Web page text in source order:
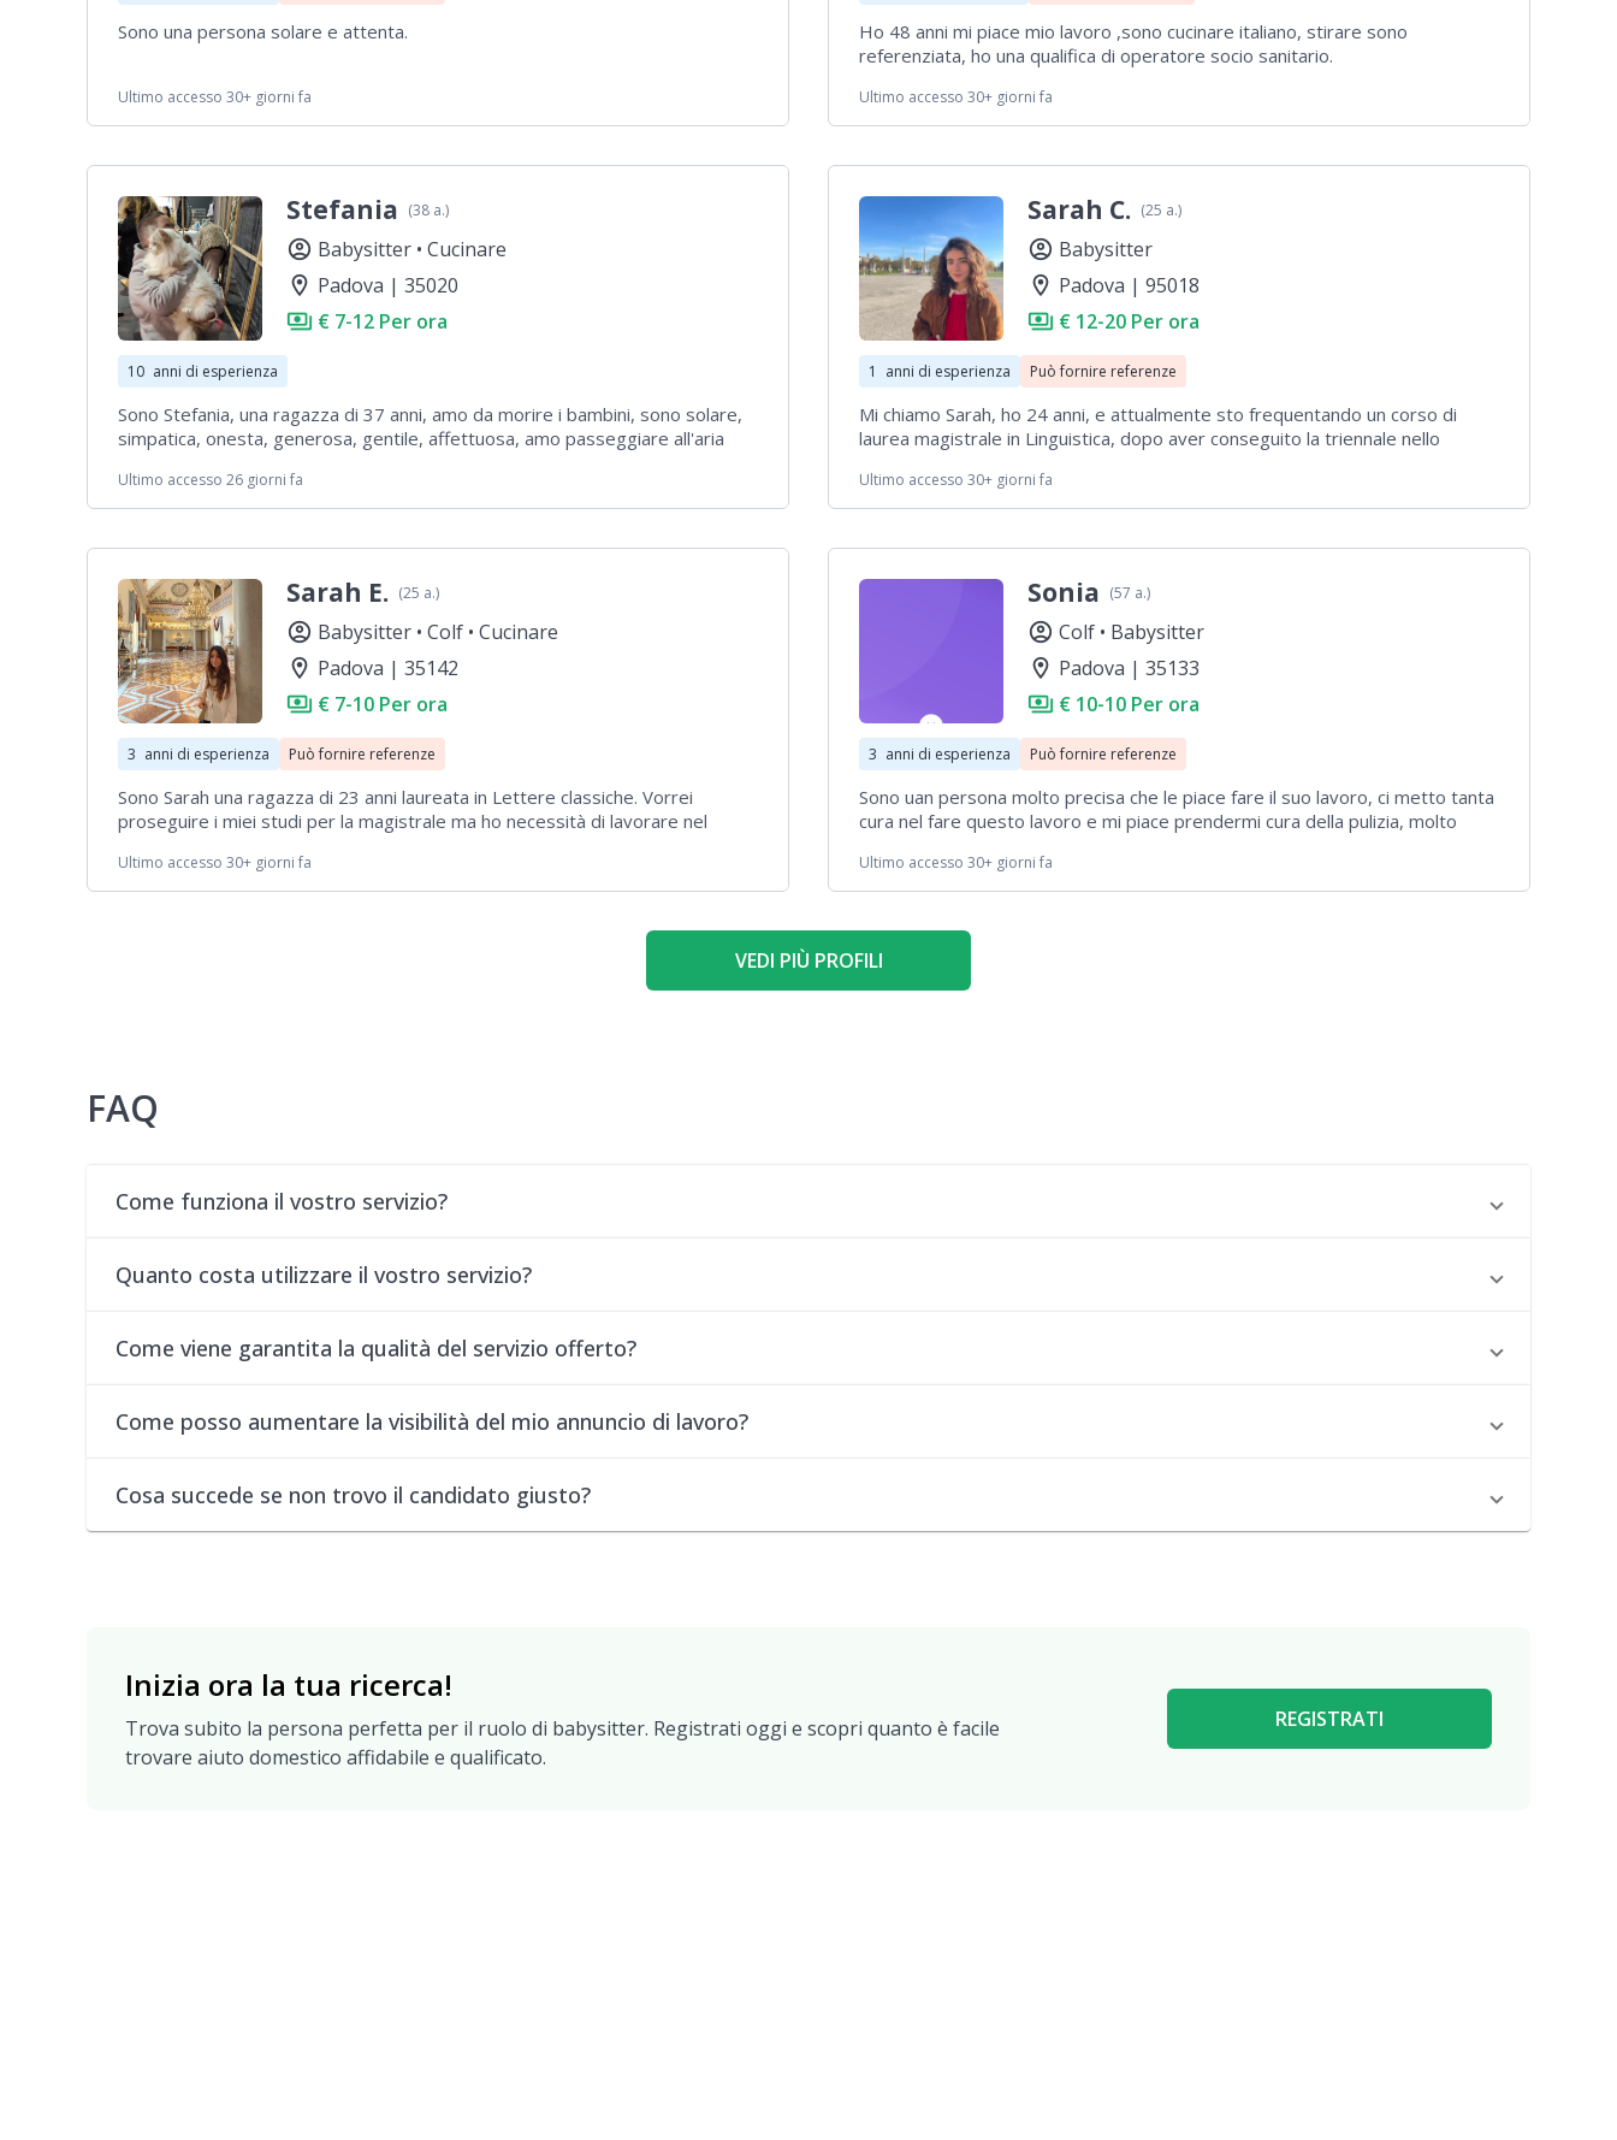
Sono una persona solare e attenta.
Ultimo accesso 30+ giorni fa
Ho 48 anni mi piace mio lavoro ,sono cucinare italiano, stirare sono
referenziata, ho una qualifica di operatore socio sanitario.
Ultimo accesso 30+ giorni fa
Stefania (38 a.)
account_circle Babysitter • Cucinare
location_on Padova | 35020
payments € 7-12 Per ora
10 anni di esperienza
Sono Stefania, una ragazza di 37 anni, amo da morire i bambini, sono solare,
simpatica, onesta, generosa, gentile, affettuosa, amo passeggiare all'aria
lavoretti, sono creativa, ho avuto esperienze bellissime cn bambini al di sotto
di un anno, hanno sempre riso, divertiti, sn sempre stati bene con me, ho
Ultimo accesso 26 giorni fa
Sarah C. (25 a.)
account_circle Babysitter
location_on Padova | 95018
payments € 12-20 Per ora
1 anni di esperienza Può fornire referenze
Mi chiamo Sarah, ho 24 anni, e attualmente sto frequentando un corso di
laurea magistrale in Linguistica, dopo aver conseguito la triennale nello
occupandomi di bambini di diverse età, dai 2 anni ai 10 anni (grazie alla mia
esperienza, so gestire un’alimentazione senza glutine). Oltre alla cura dei
Ultimo accesso 30+ giorni fa
Sarah E. (25 a.)
account_circle Babysitter • Colf • Cucinare
location_on Padova | 35142
payments € 7-10 Per ora
3 anni di esperienza Può fornire referenze
Sono Sarah una ragazza di 23 anni laureata in Lettere classiche. Vorrei
proseguire i miei studi per la magistrale ma ho necessità di lavorare nel
di continuare a studiare. Ho esperienza come babysitter con bambini dai 2 ai
12 anni, posso offrire le referenze delle famiglie con cui ho lavorato, sono in
Ultimo accesso 30+ giorni fa
Sonia (57 a.)
account_circle Colf • Babysitter
location_on Padova | 35133
payments € 10-10 Per ora
3 anni di esperienza Può fornire referenze
Sono uan persona molto precisa che le piace fare il suo lavoro, ci metto tanta
cura nel fare questo lavoro e mi piace prendermi cura della pulizia, molto
Ultimo accesso 30+ giorni fa
VEDI PIÙ PROFILI
FAQ
Come funziona il vostro servizio?
Quanto costa utilizzare il vostro servizio?
Come viene garantita la qualità del servizio offerto?
Come posso aumentare la visibilità del mio annuncio di lavoro?
Cosa succede se non trovo il candidato giusto?
Inizia ora la tua ricerca!
Trova subito la persona perfetta per il ruolo di babysitter. Registrati oggi e scopri quanto è facile
trovare aiuto domestico affidabile e qualificato.
REGISTRATI